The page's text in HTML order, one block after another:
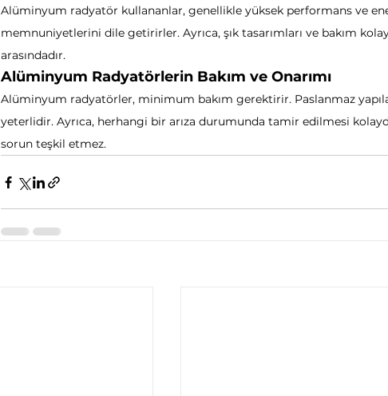
Alüminyum radyatör kullananlar, genellikle yüksek performans ve
memnuniyetlerini dile getirirler. Ayrıca, şık tasarımları ve bakım
arasındadır.
Alüminyum Radyatörlerin Bakım ve Onarımı
Alüminyum radyatörler, minimum bakım gerektirir. Paslanmaz
yeterlidir. Ayrıca, herhangi bir arıza durumunda tamir edilmesi
sorun teşkil etmez.